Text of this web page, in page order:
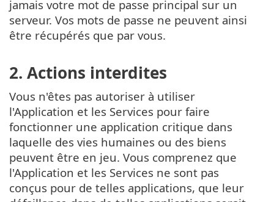
jamais votre mot de passe principal sur un
serveur. Vos mots de passe ne peuvent ainsi
être récupérés que par vous.
2. Actions interdites
Vous n'êtes pas autoriser à utiliser
l'Application et les Services pour faire
fonctionner une application critique dans
laquelle des vies humaines ou des biens
peuvent être en jeu. Vous comprenez que
l'Application et les Services ne sont pas
conçus pour de telles applications, que leur